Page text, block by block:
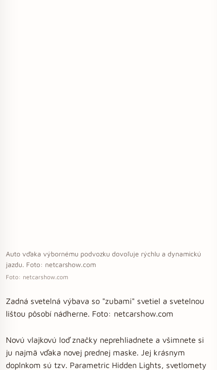
Auto vďaka výbornému podvozku dovoľuje rýchlu a dynamickú
jazdu. Foto: netcarshow.com
Foto: netcarshow.com
Zadná svetelná výbava so "zubami" svetiel a svetelnou
lištou pôsobí nádherne. Foto: netcarshow.com
Novú vlajkovú loď značky neprehliadnete a všimnete si
ju najmä vďaka novej prednej maske. Jej krásnym
doplnkom sú tzv. Parametric Hidden Lights, svetlomety